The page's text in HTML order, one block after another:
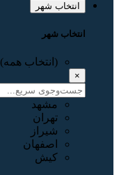
انتخاب شهر
انتخاب شهر
(انتخاب همه)
×
مشهد
تهران
شیراز
اصفهان
کیش